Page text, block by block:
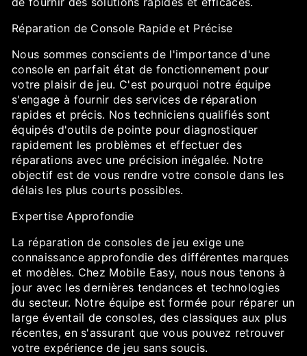
Réparation de Console Rapide et Précise
Nous sommes conscients de l'importance d'une
console en parfait état de fonctionnement pour
votre plaisir de jeu. C'est pourquoi notre équipe
s'engage à fournir des services de réparation
rapides et précis. Nos techniciens qualifiés sont
équipés d'outils de pointe pour diagnostiquer
rapidement les problèmes et effectuer des
réparations avec une précision inégalée. Notre
objectif est de vous rendre votre console dans les
délais les plus courts possibles.
Expertise Approfondie
La réparation de consoles de jeu exige une
connaissance approfondie des différentes marques
et modèles. Chez Mobile Easy, nous nous tenons à
jour avec les dernières tendances et technologies
du secteur. Notre équipe est formée pour réparer un
large éventail de consoles, des classiques aux plus
récentes, en s'assurant que vous pouvez retrouver
votre expérience de jeu sans soucis.